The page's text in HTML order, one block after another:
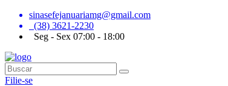
sinasefejanuariamg@gmail.com
(38) 3621-2230
Seg - Sex 07:00 - 18:00
Filie-se